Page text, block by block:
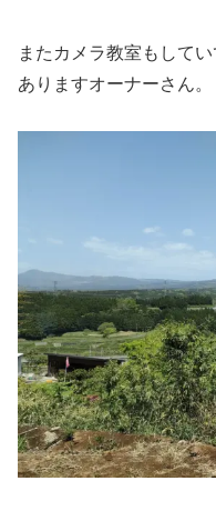
またカメラ教室もして
ありますオーナーさん。